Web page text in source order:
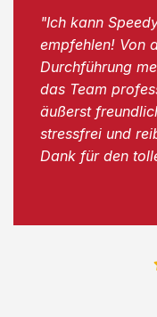
"Ich kann
empfehlen! Von
Durchführung
das Team
äußerst
stressfrei und
Dank für den